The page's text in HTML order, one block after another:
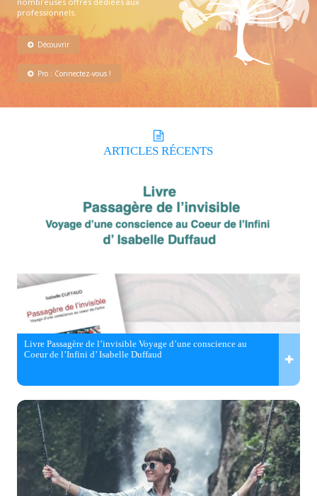
professionnels.
Découvrir
Pro : Connectez-vous !
ARTICLES RÉCENTS
Livre Passagère de l’invisible Voyage d’une conscience au
Coeur de l’Infini d’ Isabelle Duffaud